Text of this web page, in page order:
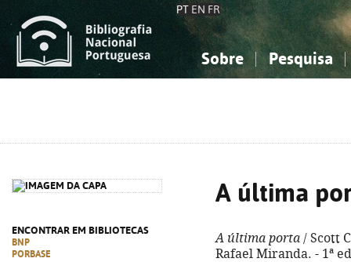
PT EN FR
Sobre Pesquisa
ENCONTRAR EM BIBLIOTECAS
BNP
PORBASE
A última
A última porta / Scott
Rafael Miranda. - 1ª